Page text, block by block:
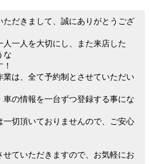
だきまして、誠にありがとうござ
一人を大切にし、また来店した
な
は、全て予約制とさせていただい
の情報を一台ずつ登録する事にな
切頂いておりませんので、ご安心
ていただきますので、お気軽にお